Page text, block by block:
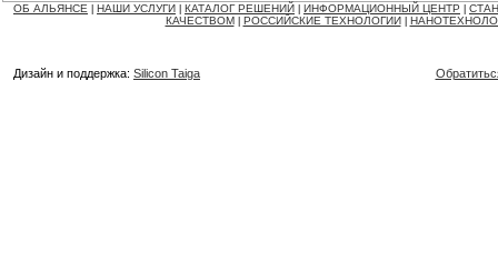
ОБ АЛЬЯНСЕ НАШИ УСЛУГИ КАТАЛОГ РЕШЕНИЙ ИНФОРМАЦИОННЫЙ ЦЕНТР
КАЧЕСТВОМ
РОССИЙСКИЕ ТЕХНОЛОГИИ
Дизайн и поддержка: Silicon Taiga